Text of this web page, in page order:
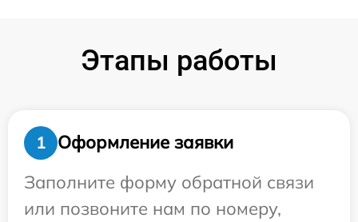
Этапы работы
1
Оформление заявки
Заполните форму обратной связи
или позвоните нам по номеру,